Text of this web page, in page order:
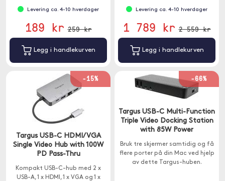
Levering ca. 4-10 hverdager
189 kr 259 kr
Legg i handlekurven
Levering ca. 4-10 hverdager
1 789 kr 2 559 kr
Legg i handlekurven
-15%
Targus USB-C HDMI/VGA
Single Video Hub with 100W
PD Pass-Thru
Kompakt USB-C-hub med 2 x
USB-A, 1 x HDMI, 1 x VGA og 1 x
-66%
Targus USB-C Multi-Function
Triple Video Docking Station
with 85W Power
Bruk tre skjermer samtidig og få
flere porter på din Mac ved hjelp
av dette Targus-huben.